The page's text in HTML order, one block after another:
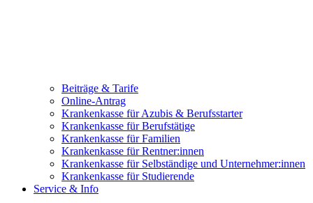
Beiträge & Tarife
Online-Antrag
Krankenkasse für Azubis & Berufsstarter
Krankenkasse für Berufstätige
Krankenkasse für Familien
Krankenkasse für Rentner:innen
Krankenkasse für Selbständige und Unternehmer:innen
Krankenkasse für Studierende
Service & Info